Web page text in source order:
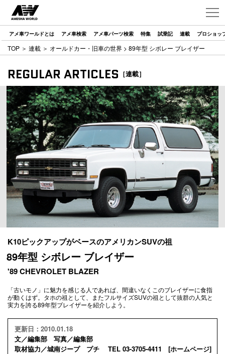
アメ車ワールドとは アメ車検索 アメ車パーツ検索 特集 試乗記 連載 プロショッ
TOP ＞ 連載 ＞ オールドカー・旧車の世界 > 89年型 シボレー ブレイザー
REGULAR ARTICLES ［連載］
K10ピックアップがベースのアメリカンSUVの祖
89年型 シボレー ブレイザー
'89 CHEVROLET BLAZER
「古いモノ」に魅力を感じる人であれば、間違いなくこのブレイザーに食指
が動くはず。タホの祖として、またフルサイズSUVの祖として抜群の人気と
実力を誇る89年型ブレイザーを紹介しよう。
更新日：2010.01.18
文／編集部 写真／編集部
取材協力／城南ジープ プチ TEL 03-3705-4411 [ホームページ]